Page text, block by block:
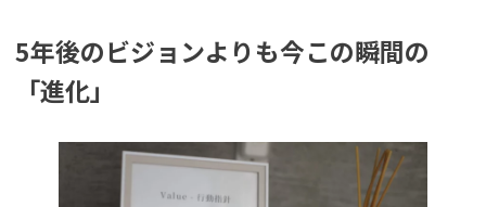
5年後のビジョンよりも今この瞬間の
「進化」